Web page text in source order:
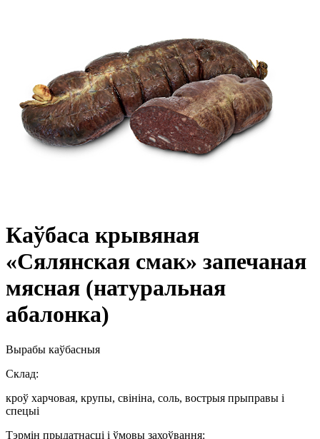
Каўбаса крывяная
«Сялянская смак» запечаная
мясная (натуральная
абалонка)
Вырабы каўбасныя
Склад:
кроў харчовая, крупы, свініна, соль, вострыя прыправы і
спецыі
Тэрмін прыдатнасці і ўмовы захоўвання: